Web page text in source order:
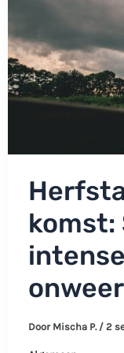
komst:
Door Mischa P. / 2